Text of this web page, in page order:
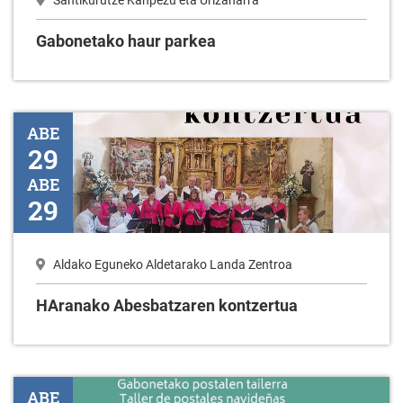
Gabonetako haur parkea
HAranako Abesbatzaren kontzertua
ABE
29
ABE
29
Aldako Eguneko Aldetarako Landa Zentroa
HAranako Abesbatzaren kontzertua
Belaunaldien arteko topaketa
ABE